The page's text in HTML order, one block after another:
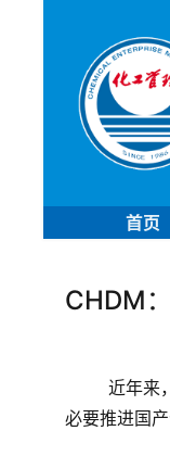
首页
CHDM
近年来
必要推进国